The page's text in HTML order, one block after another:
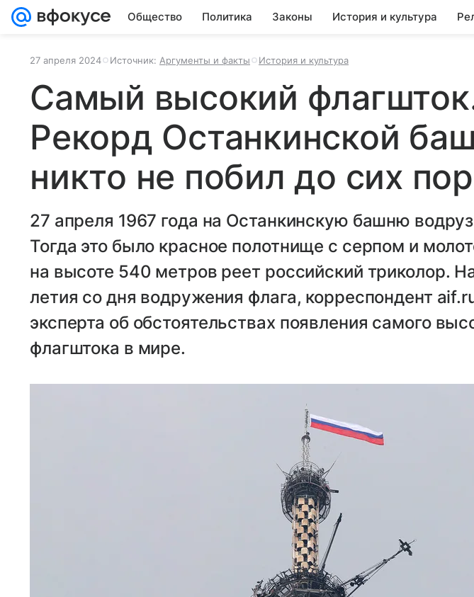
Общество Политика Законы История и культура
27 апреля 2024 Источник: Аргументы и факты История и культура
Самый высокий
Рекорд Останкинской
никто не побил до сих пор
27 апреля 1967 года на Останкинскую башню
Тогда это было красное полотнище с серпом и
на высоте 540 метров реет российский триколор.
летия со дня водружения флага, корреспондент
эксперта об обстоятельствах появления самого
флагштока в мире.